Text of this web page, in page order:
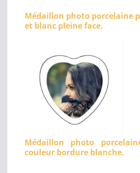
Médaillon photo porcelaine
et blanc pleine face.
Médaillon photo
couleur bordure blanche.